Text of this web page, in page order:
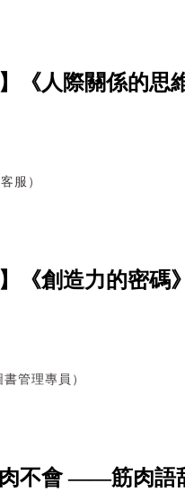
《人際關係的思
服）
《創造力的密碼》
管理專員）
不會 ——筋肉語